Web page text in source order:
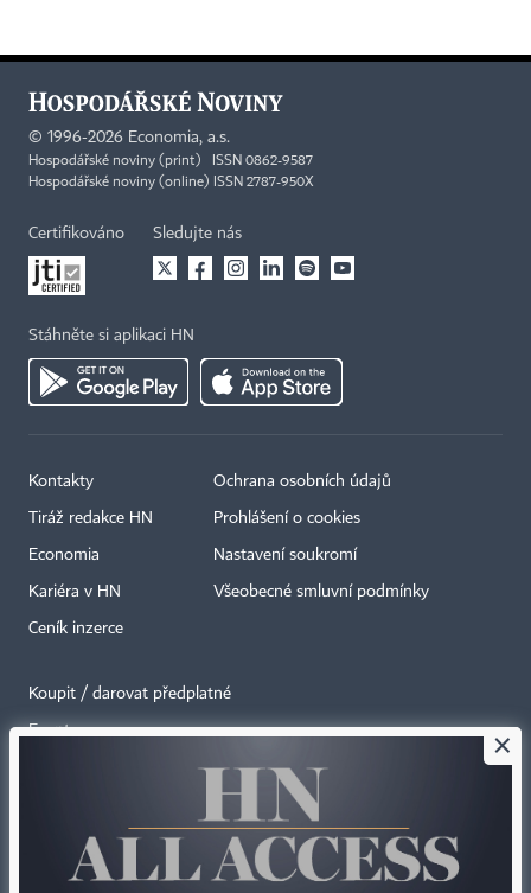
© 1996-2026 Economia, a.s.
Hospodářské noviny (print) ISSN 0862-9587
Hospodářské noviny (online) ISSN 2787-950X
Certifikováno Sledujte nás
Stáhněte si aplikaci HN
Kontakty
Tiráž redakce HN
Economia
Kariéra v HN
Ceník inzerce
Ochrana osobních údajů
Prohlášení o cookies
Nastavení soukromí
Všeobecné smluvní podmínky
Koupit / darovat předplatné
Eventy ×